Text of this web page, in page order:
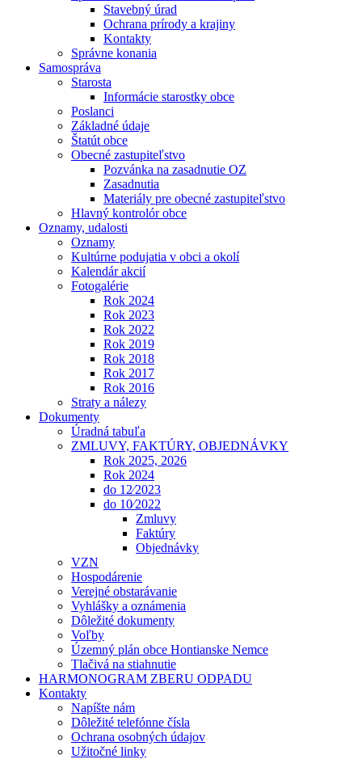
Stavebný úrad
Ochrana prírody a krajiny
Kontakty
Správne konania
Samospráva
Starosta
Informácie starostky obce
Poslanci
Základné údaje
Štatút obce
Obecné zastupiteľstvo
Pozvánka na zasadnutie OZ
Zasadnutia
Materiály pre obecné zastupiteľstvo
Hlavný kontrolór obce
Oznamy, udalosti
Oznamy
Kultúrne podujatia v obci a okolí
Kalendár akcií
Fotogalérie
Rok 2024
Rok 2023
Rok 2022
Rok 2019
Rok 2018
Rok 2017
Rok 2016
Straty a nálezy
Dokumenty
Úradná tabuľa
ZMLUVY, FAKTÚRY, OBJEDNÁVKY
Rok 2025, 2026
Rok 2024
do 12⁄2023
do 10⁄2022
Zmluvy
Faktúry
Objednávky
VZN
Hospodárenie
Verejné obstarávanie
Vyhlášky a oznámenia
Dôležité dokumenty
Voľby
Územný plán obce Hontianske Nemce
Tlačivá na stiahnutie
HARMONOGRAM ZBERU ODPADU
Kontakty
Napíšte nám
Dôležité telefónne čísla
Ochrana osobných údajov
Užitočné linky